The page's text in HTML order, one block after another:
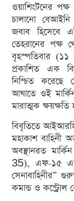
ওয়াশিংটনের পক্ষ
চালানো বেআইনি
জবাব হিসেবে
তেহরানের পক্ষ
বৃহস্পতিবার (১১
প্রকাশিত এক
নিশ্চিত করেছে
আঘাতে ওই
মারাত্মক ক্ষয়ক্ষতি
বিবৃতিতে
মহাকাশ বাহিনী
অবস্থানরত
35), এফ-১৫ এবং
সেনাবাহিনীর”
কমান্ড ও কন্ট্রোল